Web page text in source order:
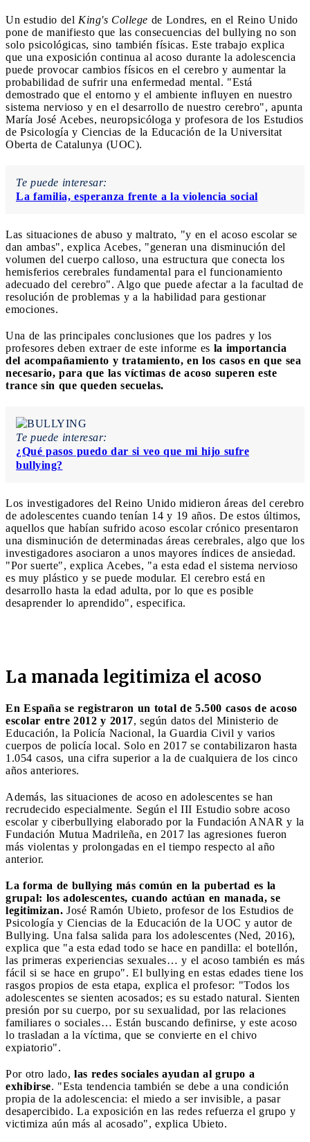
Un estudio del King's College de Londres, en el Reino Unido
pone de manifiesto que las consecuencias del bullying no son
solo psicológicas, sino también físicas. Este trabajo explica
que una exposición continua al acoso durante la adolescencia
puede provocar cambios físicos en el cerebro y aumentar la
probabilidad de sufrir una enfermedad mental. "Está
demostrado que el entorno y el ambiente influyen en nuestro
sistema nervioso y en el desarrollo de nuestro cerebro", apunta
María José Acebes, neuropsicóloga y profesora de los Estudios
de Psicología y Ciencias de la Educación de la Universitat
Oberta de Catalunya (UOC).
Te puede interesar:
La familia, esperanza frente a la violencia social
Las situaciones de abuso y maltrato, "y en el acoso escolar se
dan ambas", explica Acebes, "generan una disminución del
volumen del cuerpo calloso, una estructura que conecta los
hemisferios cerebrales fundamental para el funcionamiento
adecuado del cerebro". Algo que puede afectar a la facultad de
resolución de problemas y a la habilidad para gestionar
emociones.
Una de las principales conclusiones que los padres y los
profesores deben extraer de este informe es la importancia
del acompañamiento y tratamiento, en los casos en que sea
necesario, para que las víctimas de acoso superen este
trance sin que queden secuelas.
Te puede interesar:
¿Qué pasos puedo dar si veo que mi hijo sufre
bullying?
Los investigadores del Reino Unido midieron áreas del cerebro
de adolescentes cuando tenían 14 y 19 años. De estos últimos,
aquellos que habían sufrido acoso escolar crónico presentaron
una disminución de determinadas áreas cerebrales, algo que los
investigadores asociaron a unos mayores índices de ansiedad.
"Por suerte", explica Acebes, "a esta edad el sistema nervioso
es muy plástico y se puede modular. El cerebro está en
desarrollo hasta la edad adulta, por lo que es posible
desaprender lo aprendido", especifica.
La manada legitimiza el acoso
En España se registraron un total de 5.500 casos de acoso
escolar entre 2012 y 2017, según datos del Ministerio de
Educación, la Policía Nacional, la Guardia Civil y varios
cuerpos de policía local. Solo en 2017 se contabilizaron hasta
1.054 casos, una cifra superior a la de cualquiera de los cinco
años anteriores.
Además, las situaciones de acoso en adolescentes se han
recrudecido especialmente. Según el III Estudio sobre acoso
escolar y ciberbullying elaborado por la Fundación ANAR y la
Fundación Mutua Madrileña, en 2017 las agresiones fueron
más violentas y prolongadas en el tiempo respecto al año
anterior.
La forma de bullying más común en la pubertad es la
grupal: los adolescentes, cuando actúan en manada, se
legitimizan. José Ramón Ubieto, profesor de los Estudios de
Psicología y Ciencias de la Educación de la UOC y autor de
Bullying. Una falsa salida para los adolescentes (Ned, 2016),
explica que "a esta edad todo se hace en pandilla: el botellón,
las primeras experiencias sexuales… y el acoso también es más
fácil si se hace en grupo". El bullying en estas edades tiene los
rasgos propios de esta etapa, explica el profesor: "Todos los
adolescentes se sienten acosados; es su estado natural. Sienten
presión por su cuerpo, por su sexualidad, por las relaciones
familiares o sociales… Están buscando definirse, y este acoso
lo trasladan a la víctima, que se convierte en el chivo
expiatorio".
Por otro lado, las redes sociales ayudan al grupo a
exhibirse. "Esta tendencia también se debe a una condición
propia de la adolescencia: el miedo a ser invisible, a pasar
desapercibido. La exposición en las redes refuerza el grupo y
victimiza aún más al acosado", explica Ubieto.